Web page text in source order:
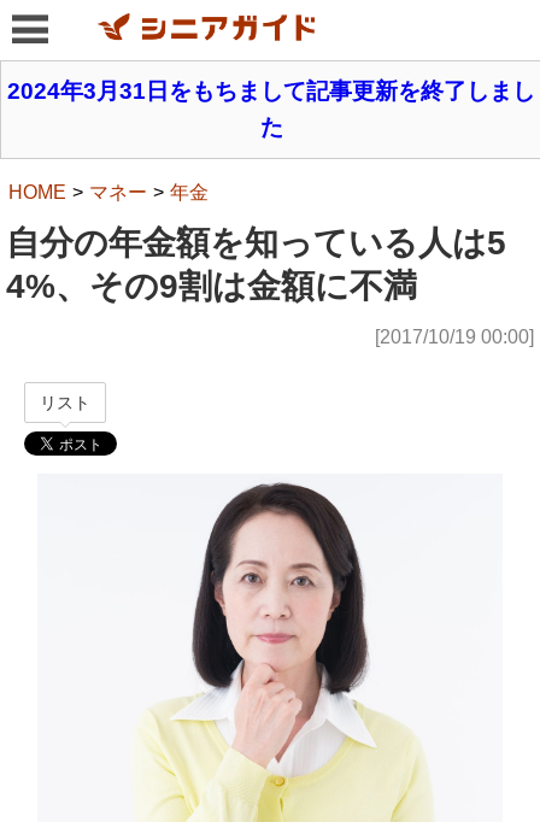
2024年3月31日をもちまして記事更新を終了しまし
た
HOME マネー 年金
自分の年金額を知っている人は5
4%、その9割は金額に不満
[2017/10/19 00:00]
リスト